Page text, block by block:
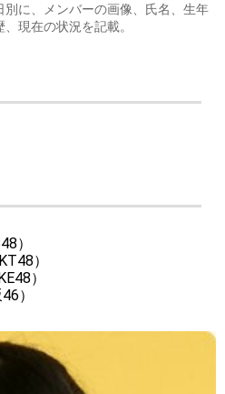
に、メンバーの画像、氏名、生年
現在の状況を記載。
）
）
）
）